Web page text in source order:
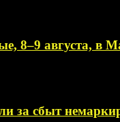
8–9 августа, в
за сбыт